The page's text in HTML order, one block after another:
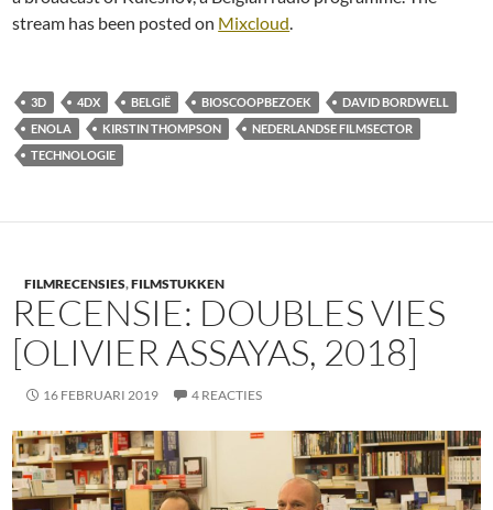
stream has been posted on Mixcloud
3D 4DX BELGIË BIOSCOOPBEZOEK
DAVID BORDWELL
ENOLA
KIRSTIN THOMPSON
NEDERLANDSE FILMSECTOR
TECHNOLOGIE
FILMRECENSIES,FILMSTUKKEN
RECENSIE: DOUBLES VIES
[OLIVIER ASSAYAS, 2018]
16 FEBRUARI 2019 4 REACTIES